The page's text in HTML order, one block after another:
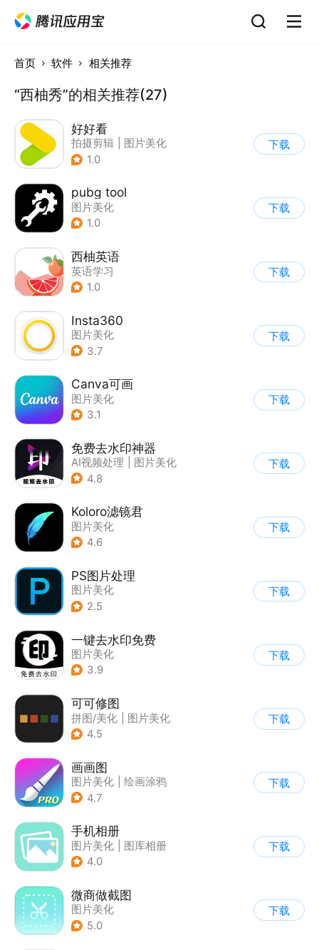
首页 软件 相关推荐
“西柚秀”的相关推荐(27)
好好看
拍摄剪辑
图片美化
1.0
下载
pubg tool
图片美化
1.0
下载
西柚英语
英语学习
1.0
下载
Insta360
图片美化
3.7
下载
Canva可画
图片美化
3.1
下载
免费去水印神器
AI视频处理
图片美化
4.8
下载
Koloro滤镜君
图片美化
4.6
下载
PS图片处理
图片美化
2.5
下载
一键去水印免费
图片美化
3.9
下载
可可修图
拼图/美化
图片美化
4.5
下载
画画图
图片美化
绘画涂鸦
4.7
下载
手机相册
图片美化
图库相册
4.0
下载
微商做截图
图片美化
5.0
下载